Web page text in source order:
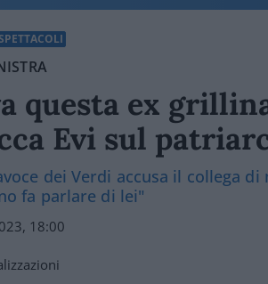
questa ex
Evi sul
dei Verdi accusa il collega
fa parlare di lei"
18:00